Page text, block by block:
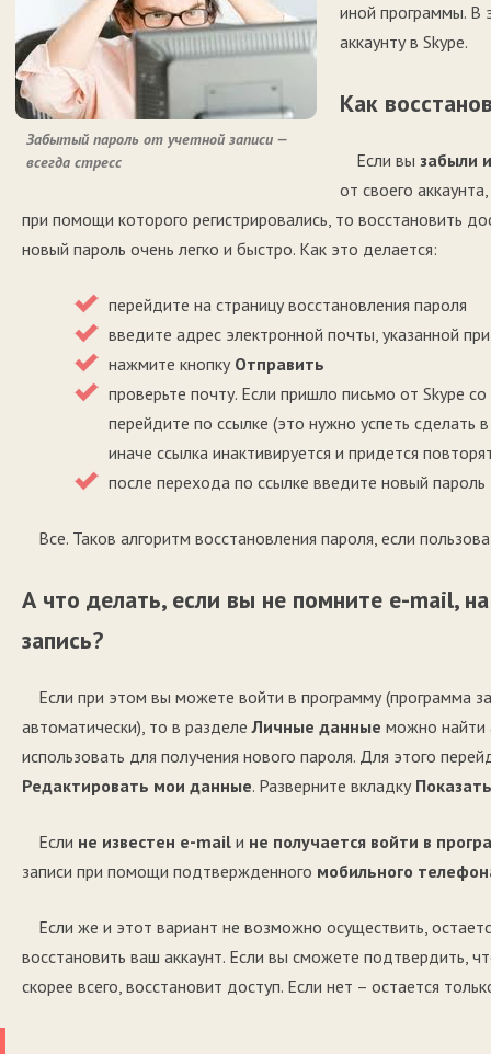
Забытый пароль от учетной записи —
всегда стресс
иной программы. В
аккаунту в Skype.
Как
Если вы забыли
от своего
при помощи которого регистрировались, то восстановить
новый пароль очень легко и быстро. Как это делается:
перейдите на страницу восстановления пароля
введите адрес электронной почты, указанной
нажмите кнопкуОтправить
проверьте почту. Если пришло письмо от Skype
перейдите по ссылке (это нужно успеть сделать
иначе ссылка инактивируется и придется
после перехода по ссылке введите новый пароль
Все. Таков алгоритм восстановления пароля, если
А что делать, если вы не помните e-mail,
запись?
Если при этом вы можете войти в программу (программа
автоматически), то в разделеЛичные данные можно найти
использовать для получения нового пароля. Для этого
Редактировать мои данные. Разверните вкладку
Если не известен e-mail и не получается войти в
записи при помощи подтвержденного мобильного
Если же и этот вариант не возможно осуществить,
восстановить ваш аккаунт. Если вы сможете подтвердить,
скорее всего, восстановит доступ. Если нет – остается